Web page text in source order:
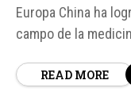
Europa China ha
campo de la
remoto, Toumai,
READ MORE